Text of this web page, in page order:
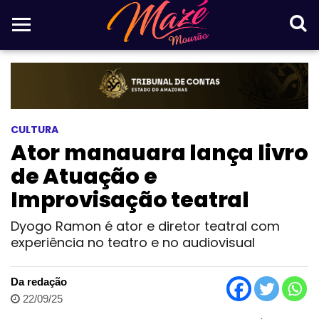
CULTURA
Ator manauara lança livro
de Atuação e
Improvisação teatral
Dyogo Ramon é ator e diretor teatral com
experiência no teatro e no audiovisual
Da redação
22/09/25